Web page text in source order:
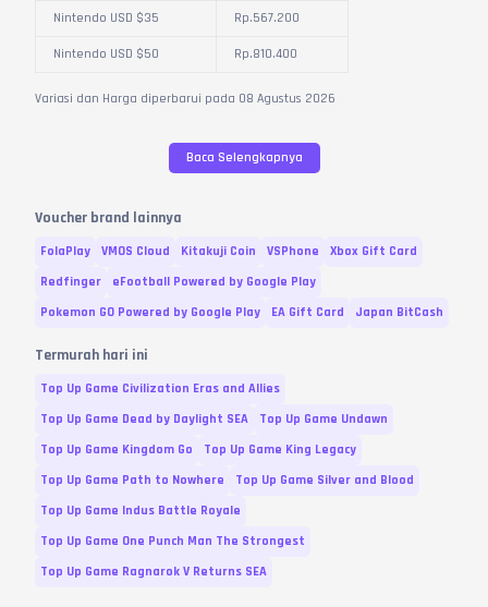
Nintendo USD $35 Rp.567.200
Nintendo USD $50 Rp.810.400
Variasi dan Harga diperbarui pada 08 Agustus 2026
Baca Selengkapnya
Voucher brand lainnya
FolaPlay VMOS Cloud Kitakuji Coin VSPhone
Xbox Gift Card
Redfinger
eFootball Powered by Google Play
Pokemon GO Powered by Google Play
EA Gift Card Japan BitCash
Termurah hari ini
Top Up Game Civilization Eras and Allies
Top Up Game Dead by Daylight SEA
Top Up Game Undawn
Top Up Game Kingdom Go
Top Up Game King Legacy
Top Up Game Path to Nowhere
Top Up Game Silver and Blood
Top Up Game Indus Battle Royale
Top Up Game One Punch Man The Strongest
Top Up Game Ragnarok V Returns SEA